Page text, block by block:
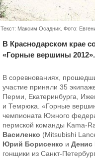
Текст: Максим Осадник. Фото:
В Краснодарском крае
«Горные вершины 2012».
В соревнованиях,
участие приняли 35
Перми, Екатеринбурга,
и Темрюка. «Горные
чемпионата Южного
пермской команды Kama-
Василенко (Mitsubishi
Юрий Борисенко и Денис
гонщики из Санкт-